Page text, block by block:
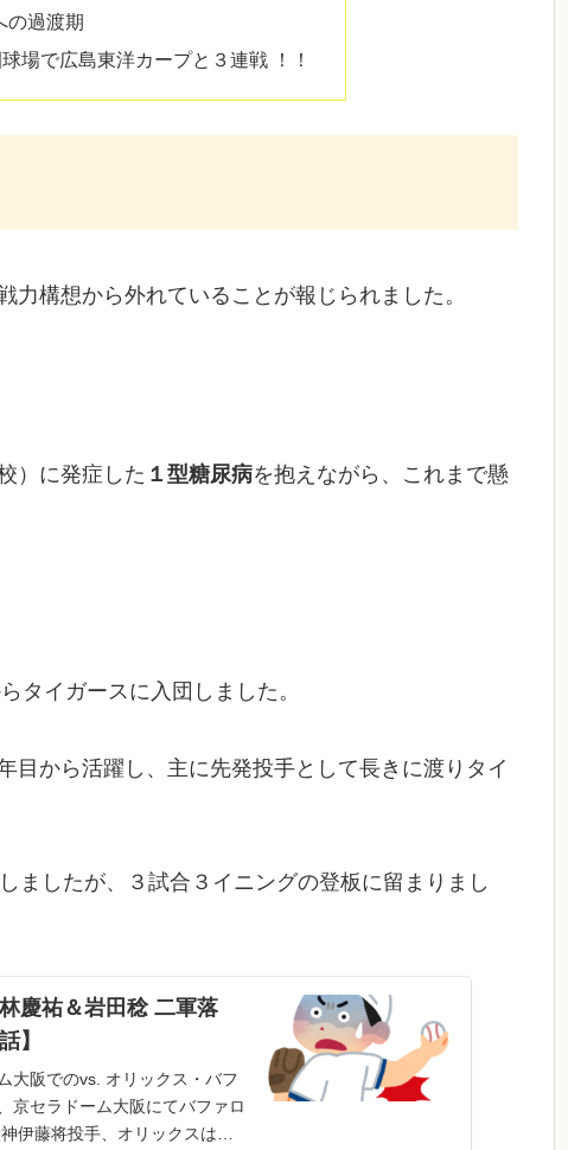
の過渡期
場で広島東洋カープと３連戦 ！！
力構想から外れていることが報じられました。
）に発症した １型糖尿病を抱えながら、これまで懸
タイガースに入団しました。
目から活躍し、主に先発投手として長きに渡りタイ
ましたが、３試合３イニングの登板に留まりまし
慶祐＆岩田稔 二軍落
】
大阪でのvs. オリックス・バフ
京セラドーム大阪にてバファロ
伊藤将投手、オリックスはか